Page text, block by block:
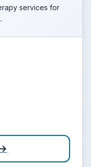
services for
→